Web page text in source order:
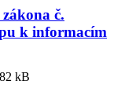
č.
k informacím
kB